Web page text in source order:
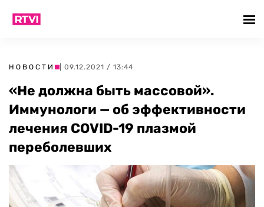
НОВОСТИ | 09.12.2021 / 13:44
«Не должна быть массовой».
Иммунологи — об эффективности
лечения COVID-19 плазмой
переболевших